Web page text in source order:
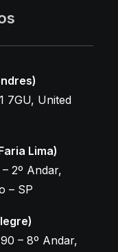
7GU, United
Lima)
2º Andar,
– SP
– 8º Andar,